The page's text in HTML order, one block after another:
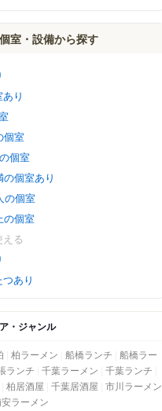
室・設備から探す
り
個室
個室
の個室あり
の個室
の個室
る
あり
・ジャンル
柏ラーメン 船橋ランチ 船橋ラー
ランチ 千葉ラーメン 千葉ランチ
柏居酒屋 千葉居酒屋 市川ラーメン
ラーメン